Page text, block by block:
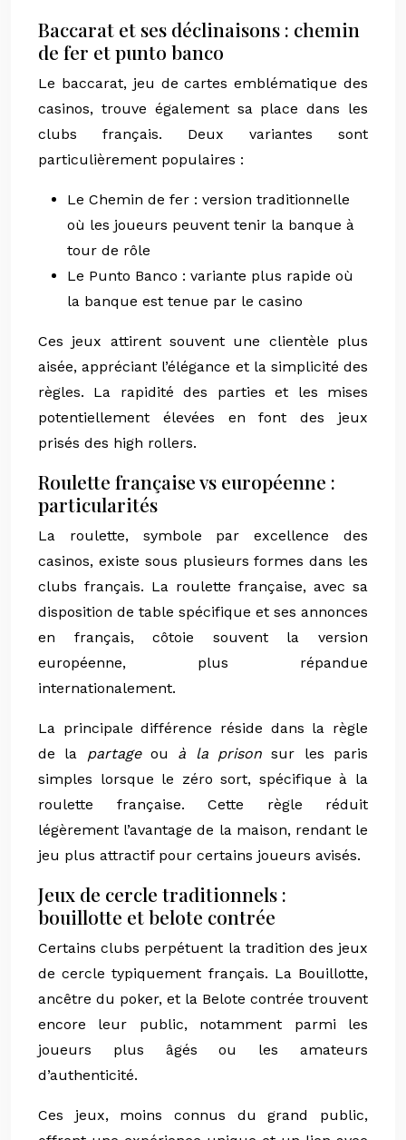
Baccarat et ses déclinaisons : chemin
de fer et punto banco
Le baccarat, jeu de cartes emblématique des
casinos, trouve également sa place dans les
clubs français. Deux variantes sont
particulièrement populaires :
Le Chemin de fer : version traditionnelle
où les joueurs peuvent tenir la banque à
tour de rôle
Le Punto Banco : variante plus rapide où
la banque est tenue par le casino
Ces jeux attirent souvent une clientèle plus
aisée, appréciant l’élégance et la simplicité des
règles. La rapidité des parties et les mises
potentiellement élevées en font des jeux
prisés des high rollers.
Roulette française vs européenne :
particularités
La roulette, symbole par excellence des
casinos, existe sous plusieurs formes dans les
clubs français. La roulette française, avec sa
disposition de table spécifique et ses annonces
en français, côtoie souvent la version
européenne, plus répandue
internationalement.
La principale différence réside dans la règle
de la partageou à la prisonsur les paris
simples lorsque le zéro sort, spécifique à la
roulette française. Cette règle réduit
légèrement l’avantage de la maison, rendant le
jeu plus attractif pour certains joueurs avisés.
Jeux de cercle traditionnels :
bouillotte et belote contrée
Certains clubs perpétuent la tradition des jeux
de cercle typiquement français. La Bouillotte,
ancêtre du poker, et la Belote contrée trouvent
encore leur public, notamment parmi les
joueurs plus âgés ou les amateurs
d’authenticité.
Ces jeux, moins connus du grand public,